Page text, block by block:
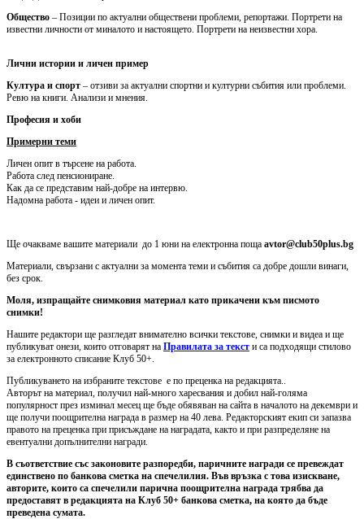
Общество – Позиции по актуални обществени проблеми, репортажи. Портрети на
известни личности от миналото и настоящето. Портрети на неизвестни хора.
Лични истории и личен пример
Култура и спорт – отзиви за актуални спортни и културни събития или проблеми.
Ревю на книги. Анализи и мнения.
Професия и хоби
Примерни теми
Личен опит в търсене на работа.
Работа след пенсиониране.
Как да се представим най-добре на интервю.
Надомна работа - идеи и личен опит.
Ще очакваме вашите материали до 1 юни на електронна поща avtor@club50plus.bg
Материали, свързани с актуални за момента теми и събития са добре дошли винаги,
без срок.
Моля, изпращайте снимковия материал като прикачени към писмото
снимки!
Нашите редактори ще разгледат внимателно всички текстове, снимки и видеа и ще
публикуват онези, които отговарят на Правилата за текст и са подходящи стилово
за електронното списание Клуб 50+.
Публикуването на избраните текстове е по преценка на редакцията..
Авторът на материал, получил най-много харесвания и добил най-голяма
популярност през изминал месец ще бъде обявяван на сайта в началото на декември и
ще получи поощрителна награда в размер на 40 лева. Редакторският екип си запазва
правото на преценка при присъждане на наградата, както и при разпределяне на
евентуални допълнителни награди.
В съответствие със законовите разпоредби, паричните награди се превеждат
единствено по банкова сметка на спечелилия. Във връзка с това изискване,
авторите, които са спечелили парична поощрителна награда трябва да
предоставят в редакцията на Клуб 50+ банкова сметка, на която да бъде
преведена сумата.